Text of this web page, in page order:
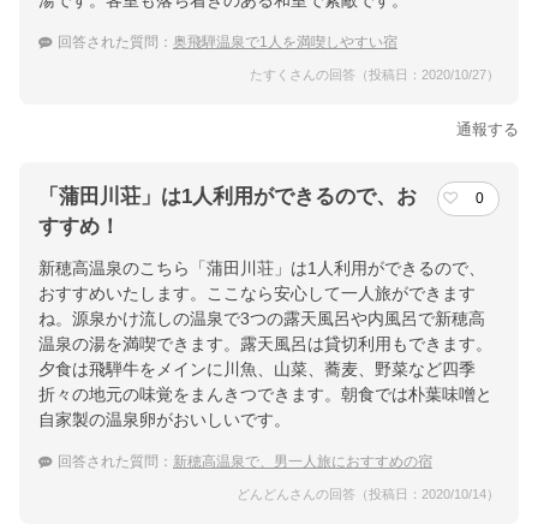
回答された質問： 奥飛騨温泉で1人を満喫しやすい宿
たすくさんの回答（投稿日：2020/10/27）
通報する
「蒲田川荘」は1人利用ができるので、お
すすめ！
0
新穂高温泉のこちら「蒲田川荘」は1人利用ができるので、
おすすめいたします。ここなら安心して一人旅ができます
ね。源泉かけ流しの温泉で3つの露天風呂や内風呂で新穂高
温泉の湯を満喫できます。露天風呂は貸切利用もできます。
夕食は飛騨牛をメインに川魚、山菜、蕎麦、野菜など四季
折々の地元の味覚をまんきつできます。朝食では朴葉味噌と
自家製の温泉卵がおいしいです。
回答された質問： 新穂高温泉で、男一人旅におすすめの宿
どんどんさんの回答（投稿日：2020/10/14）